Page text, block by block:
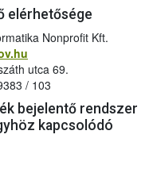
elérhetősége
Nonprofit Kft.
utca 69.
/ 103
bejelentő rendszer
kapcsolódó